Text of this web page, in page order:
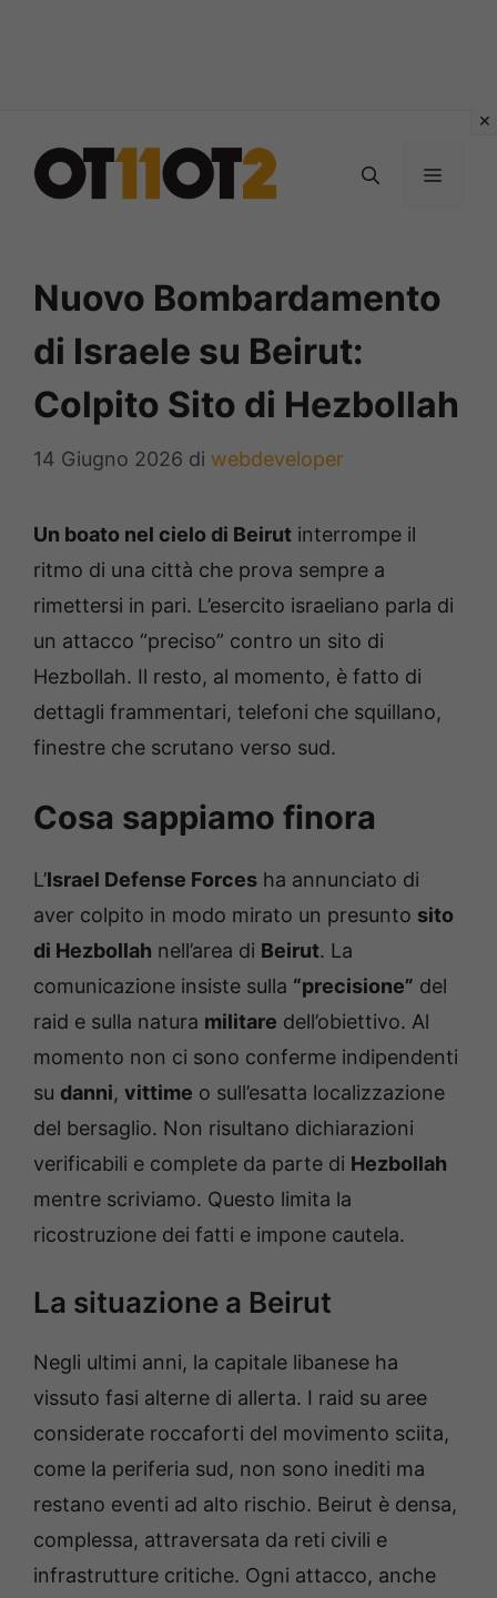
contenuto
MENU
Nuovo Bombardamento
di Israele su Beirut:
Colpito Sito di Hezbollah
14 Giugno 2026 di webdeveloper
Un boato nel cielo di Beirut interrompe il
ritmo di una città che prova sempre a
rimettersi in pari. L’esercito israeliano parla di
un attacco “preciso” contro un sito di
Hezbollah. Il resto, al momento, è fatto di
dettagli frammentari, telefoni che squillano,
finestre che scrutano verso sud.
Cosa sappiamo finora
L’Israel Defense Forces ha annunciato di
aver colpito in modo mirato un presunto sito
di Hezbollah nell’area di Beirut. La
comunicazione insiste sulla “precisione” del
raid e sulla natura militare dell’obiettivo. Al
momento non ci sono conferme indipendenti
su danni, vittime o sull’esatta localizzazione
del bersaglio. Non risultano dichiarazioni
verificabili e complete da parte di Hezbollah
mentre scriviamo. Questo limita la
ricostruzione dei fatti e impone cautela.
La situazione a Beirut
Negli ultimi anni, la capitale libanese ha
vissuto fasi alterne di allerta. I raid su aree
considerate roccaforti del movimento sciita,
come la periferia sud, non sono inediti ma
restano eventi ad alto rischio. Beirut è densa,
complessa, attraversata da reti civili e
infrastrutture critiche. Ogni attacco, anche